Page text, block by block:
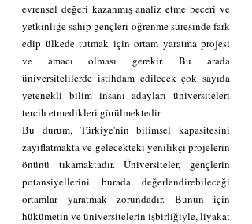
evrensel değeri kazanmış analiz etme beceri ve
yetkinliğe sahip gençleri öğrenme süresinde fark
edip ülkede tutmak için ortam yaratma projesi
ve amacı olması gerekir. Bu arada
üniversitelilerde istihdam edilecek çok sayıda
yetenekli bilim insanı adayları üniversiteleri
tercih etmedikleri görülmektedir.
Bu durum, Türkiye'nin bilimsel kapasitesini
zayıflatmakta ve gelecekteki yenilikçi projelerin
önünü tıkamaktadır. Üniversiteler, gençlerin
potansiyellerini burada değerlendirebileceği
ortamlar yaratmak zorundadır. Bunun için
hükümetin ve üniversitelerin işbirliğiyle, liyakat